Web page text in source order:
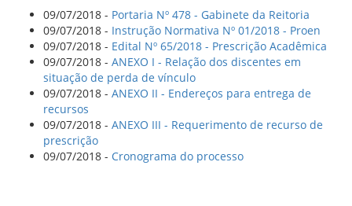
09/07/2018 - Portaria Nº 478 - Gabinete da Reitoria
09/07/2018 - Instrução Normativa Nº 01/2018 - Proen
09/07/2018 - Edital Nº 65/2018 - Prescrição Acadêmica
09/07/2018 - ANEXO I - Relação dos discentes em
situação de perda de vínculo
09/07/2018 - ANEXO II - Endereços para entrega de
recursos
09/07/2018 - ANEXO III - Requerimento de recurso de
prescrição
09/07/2018 - Cronograma do processo